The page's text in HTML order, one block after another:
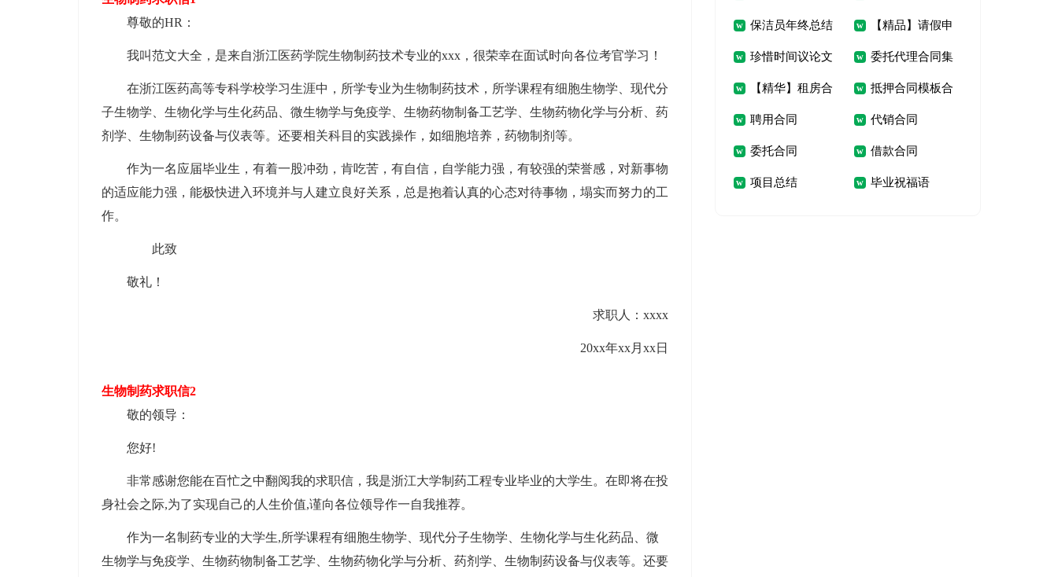
尊敬的HR：
我叫范文大全，是来自浙江医药学院生物制药技术专业的xxx，很荣幸在面试时向各位考官学习！
在浙江医药高等专科学校学习生涯中，所学专业为生物制药技术，所学课程有细胞生物学、现代分
子生物学、生物化学与生化药品、微生物学与免疫学、生物药物制备工艺学、生物药物化学与分析、药
剂学、生物制药设备与仪表等。还要相关科目的实践操作，如细胞培养，药物制剂等。
作为一名应届毕业生，有着一股冲劲，肯吃苦，有自信，自学能力强，有较强的荣誉感，对新事物
的适应能力强，能极快进入环境并与人建立良好关系，总是抱着认真的心态对待事物，塌实而努力的工
作。
此致
敬礼！
求职人：xxxx
20xx年xx月xx日
生物制药求职信2
敬的领导：
您好!
非常感谢您能在百忙之中翻阅我的求职信，我是浙江大学制药工程专业毕业的大学生。在即将在投
身社会之际,为了实现自己的人生价值,谨向各位领导作一自我推荐。
作为一名制药专业的大学生,所学课程有细胞生物学、现代分子生物学、生物化学与生化药品、微
生物学与免疫学、生物药物制备工艺学、生物药物化学与分析、药剂学、生物制药设备与仪表等。还要
的作文四篇 工作总结
保洁员年终总结 【精品】请假申
请书合集八篇
珍惜时间议论文
(15篇)
委托代理合同集
合15篇
【精华】租房合
同模板集合5篇
抵押合同模板合
集9篇
聘用合同 代销合同
委托合同 借款合同
项目总结 毕业祝福语